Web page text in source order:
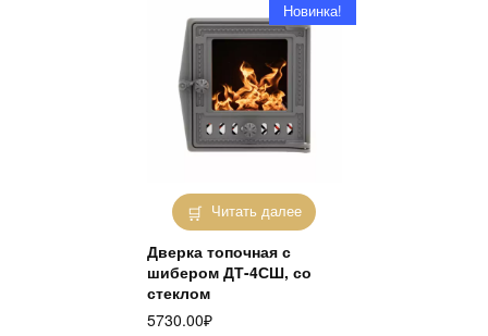
Читать далее
Новинка!
Дверка топочная с
шибером ДТ-4СШ, со
стеклом
5730.00₽